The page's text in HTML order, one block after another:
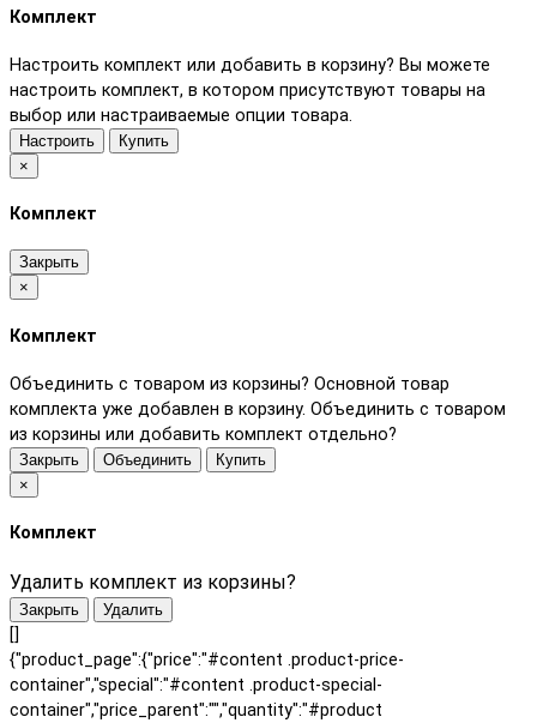
Комплект
Настроить комплект или добавить в корзину? Вы можете
настроить комплект, в котором присутствуют товары на
выбор или настраиваемые опции товара.
Настроить
Купить
×
Комплект
Закрыть
×
Комплект
Объединить с товаром из корзины? Основной товар
комплекта уже добавлен в корзину. Объединить с товаром
из корзины или добавить комплект отдельно?
Закрыть Объединить
Купить
×
Комплект
Удалить комплект из корзины?
Закрыть Удалить
[]
{"product_page":{"price":"#content .product-price-
container","special":"#content .product-special-
container","price_parent":"","quantity":"#product